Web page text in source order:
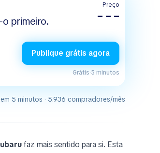
primeiro.
Preço
– – –
Publique grátis agora
Grátis·5 minutos
5 minutos · 5.936 compradores/mês
faz mais sentido para si. Esta